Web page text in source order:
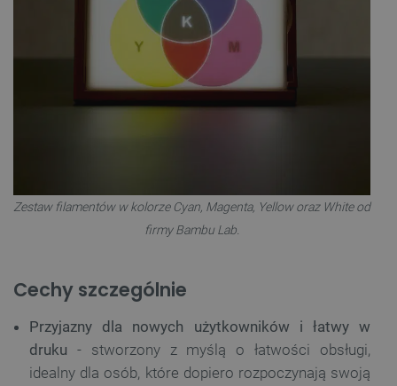
Zestaw filamentów w kolorze Cyan, Magenta, Yellow oraz White od
firmy Bambu Lab.
Cechy szczególnie
Przyjazny dla nowych użytkowników i łatwy w
druku - stworzony z myślą o łatwości obsługi,
idealny dla osób, które dopiero rozpoczynają swoją